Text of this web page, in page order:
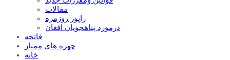
مقالات
راپور روزمره
درمورد پناهجويان افغان
فاتحه
چهره های ممتاز
خانه